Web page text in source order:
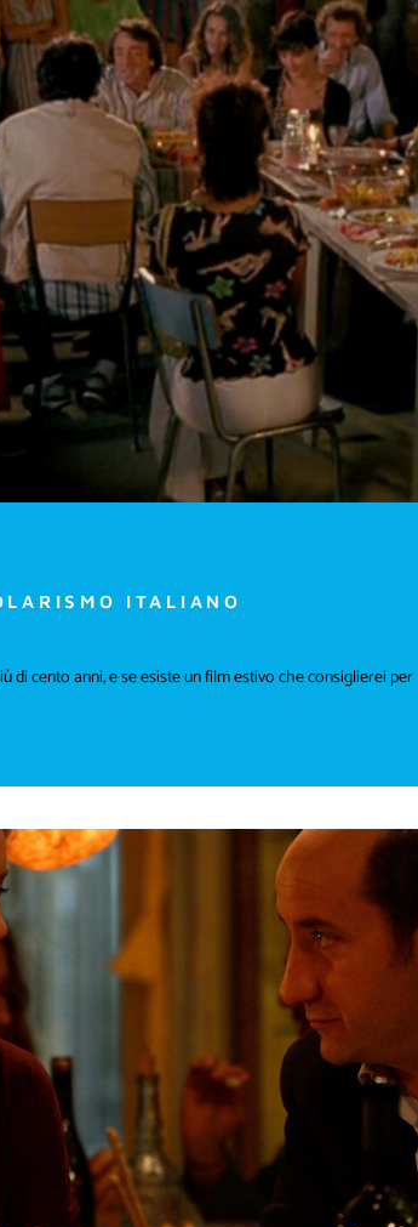
ITALIANO
di cento anni, e se esiste un film estivo che consiglierei per